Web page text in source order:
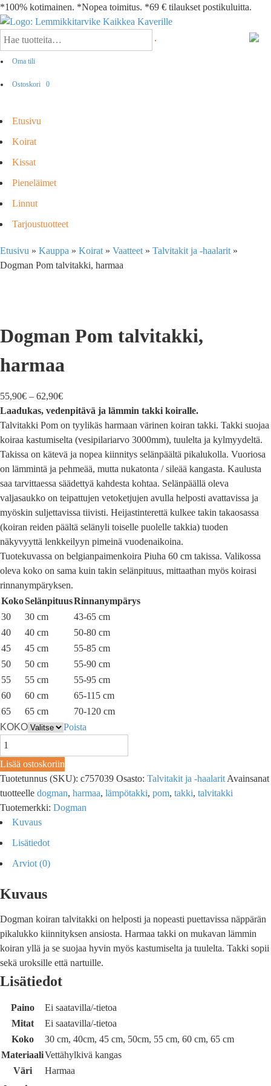
*100% kotimainen. *Nopea toimitus. *69 € tilaukset postikuluitta.
Oma tili
Ostoskori 0
Etusivu
Koirat
Kissat
Pieneläimet
Linnut
Tarjoustuotteet
Etusivu » Kauppa » Koirat » Vaatteet » Talvitakit ja -haalarit »
Dogman Pom talvitakki, harmaa
Dogman Pom talvitakki,
harmaa
55,90€ – 62,90€
Laadukas, vedenpitävä ja lämmin takki koiralle.
Talvitakki Pom on tyylikäs harmaan värinen koiran takki. Takki suojaa
koiraa kastumiselta (vesipilariarvo 3000mm), tuulelta ja kylmyydeltä.
Takissa on kätevä ja nopea kiinnitys selänpäältä pikalukolla. Vuoriosa
on lämmintä ja pehmeää, mutta nukatonta / sileää kangasta. Kaulusta
saa tarvittaessa säädettyä kahdesta kohtaa. Selänpäällä oleva
valjasaukko on teipattujen vetoketjujen avulla helposti avattavissa ja
myöskin suljettavissa tiivisti. Heijastinterettä kulkee takin takaosassa
(koiran reiden päältä selänyli toiselle puolelle takkia) tuoden
näkyvyyttä lenkkeilyyn pimeinä vuodenaikoina.
Tuotekuvassa on belgianpaimenkoira Piuha 60 cm takissa. Valikossa
oleva koko on sama kuin takin selänpituus, mittaathan myös koirasi
rinnanympäryksen.
KokoSelänpituusRinnanympärys
30
30 cm
43-65 cm
40
40 cm
50-80 cm
45
45 cm
55-85 cm
50
50 cm
55-90 cm
55
55 cm
55-95 cm
60
60 cm
65-115 cm
65
65 cm
70-120 cm
KOKO
Poista
Lisää ostoskoriin
Tuotetunnus (SKU): c757039 Osasto: Talvitakit ja -haalarit Avainsanat
tuotteelle dogman, harmaa, lämpötakki, pom, takki, talvitakki
Tuotemerkki: Dogman
Kuvaus
Lisätiedot
Arviot (0)
Kuvaus
Dogman koiran talvitakki on helposti ja nopeasti puettavissa näppärän
pikalukko kiinnityksen ansiosta. Harmaa takki on mukavan lämmin
koiran yllä ja se suojaa hyvin myös kastumiselta ja tuulelta. Takki sopii
sekä uroksille että nartuille.
Lisätiedot
Paino
Ei saatavilla/-tietoa
Mitat
Ei saatavilla/-tietoa
Koko
30 cm, 40cm, 45 cm, 50cm, 55 cm, 60 cm, 65 cm
MateriaaliVettähylkivä kangas
Väri
Harmaa